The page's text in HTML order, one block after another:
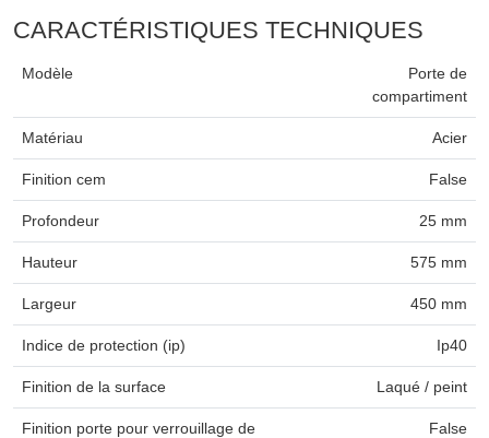
CARACTÉRISTIQUES TECHNIQUES
Modèle
Porte de
compartiment
Matériau Acier
Finition cem False
Profondeur 25 mm
Hauteur 575 mm
Largeur 450 mm
Indice de protection (ip) Ip40
Finition de la surface Laqué / peint
Finition porte pour verrouillage de
False